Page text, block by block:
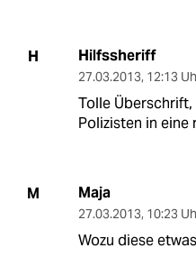
H Hilfssheriff
27.03.2013, 12:13
Tolle Überschrift,
Polizisten in eine
M Maja
27.03.2013, 10:23
Wozu diese